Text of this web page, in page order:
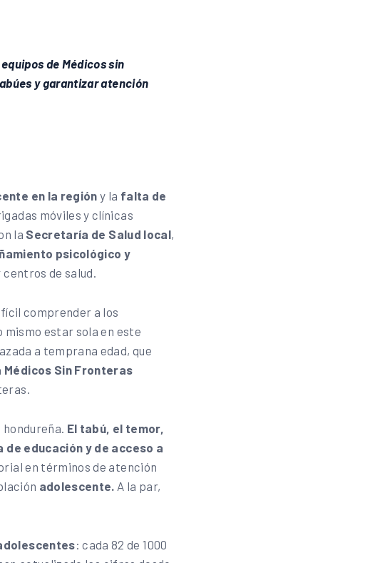
de Médicos sin
y garantizar atención
en la regióny la falta de
móviles y clínicas
la Secretaría de Salud local,
psicológico y
de salud.
comprender a los
mismo estar sola en este
a temprana edad, que
Médicos Sin Fronteras
El tabú, el temor,
educación y de acceso a
en términos de atención
adolescente. A la par,
: cada 82 de 1000